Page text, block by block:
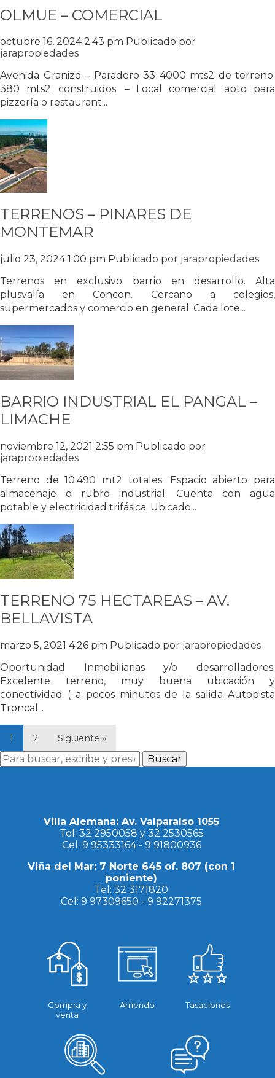
OLMUE – COMERCIAL
octubre 16, 2024 2:43 pm Publicado por
jarapropiedades
Avenida Granizo – Paradero 33 4000 mts2 de terreno.
380 mts2 construidos. – Local comercial apto para
pizzería o restaurant...
TERRENOS – PINARES DE
MONTEMAR
julio 23, 2024 1:00 pm Publicado por jarapropiedades
Terrenos en exclusivo barrio en desarrollo. Alta
plusvalía en Concon. Cercano a colegios,
supermercados y comercio en general. Cada lote...
BARRIO INDUSTRIAL EL PANGAL –
LIMACHE
noviembre 12, 2021 2:55 pm Publicado por
jarapropiedades
Terreno de 10.490 mt2 totales. Espacio abierto para
almacenaje o rubro industrial. Cuenta con agua
potable y electricidad trifásica. Ubicado...
TERRENO 75 HECTAREAS – AV.
BELLAVISTA
marzo 5, 2021 4:26 pm Publicado por jarapropiedades
Oportunidad Inmobiliarias y/o desarrolladores.
Excelente terreno, muy buena ubicación y
conectividad ( a pocos minutos de la salida Autopista
Troncal...
1 2 Siguiente »
Buscar
Villa Alemana: Av. Valparaíso 1055
Tel: 32 2950058 y 32 2530565
Cel: 9 95333164- 9 91800936
Viña del Mar: 7 Norte 645 of. 807 (con 1
poniente)
Tel:32 3171820
Cel:9 97309650 -9 92271375
Compra y
venta
Arriendo Tasaciones